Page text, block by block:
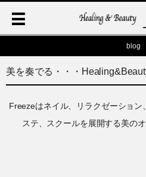
blog
美を奏でる・・・
Freezeはネイル、リラクゼーショ
ステ、スクールを展開する美の